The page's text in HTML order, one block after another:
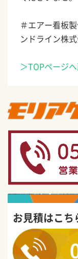
＃エアー看板
ンドライン株
＞TOPページ
お見積はこち